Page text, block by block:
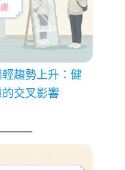
趨勢上升：健
交叉影響